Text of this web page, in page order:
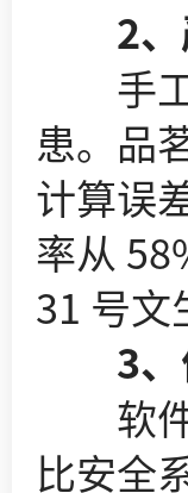
2、
手工
患。品
计算误
率从
31 号文
3、
软件
比安全